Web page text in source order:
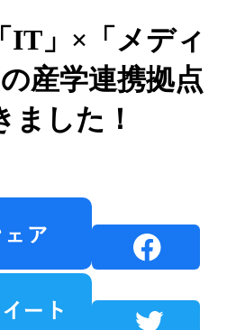
IT」×「メディ
産学連携拠点
ました！